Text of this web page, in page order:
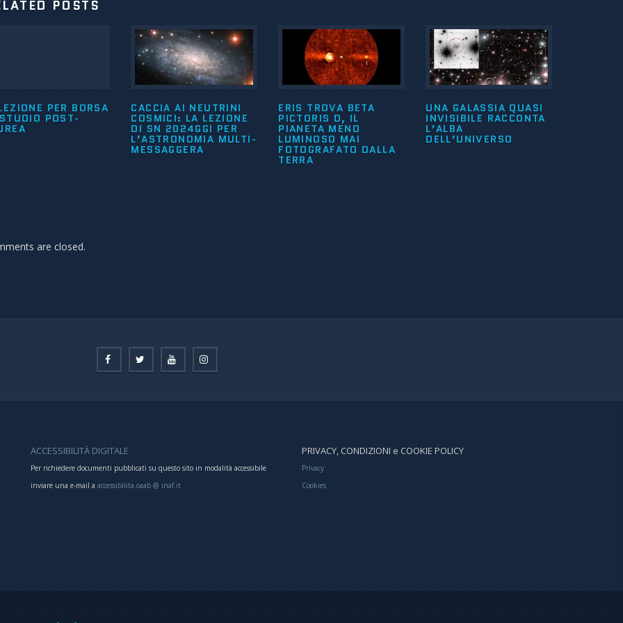
POSTS
PER BORSA
POST-
CACCIA AI NEUTRINI
COSMICI: LA LEZIONE
DI SN 2024GGI PER
L’ASTRONOMIA MULTI-
MESSAGGERA
ERIS TROVA BETA
PICTORIS D, IL
PIANETA MENO
LUMINOSO MAI
FOTOGRAFATO DALLA
TERRA
UNA GALASSIA QUASI
INVISIBILE RACCONTA
L’ALBA
DELL’UNIVERSO
are closed.
ACCESSIBILITÀ DIGITALE
Per richiedere documenti pubblicati su questo sito in modalità accessibile
inviare una e-mail a accessibilita.oaab @ inaf.it
PRIVACY, CONDIZIONI e COOKIE POLICY
Privacy
Cookies